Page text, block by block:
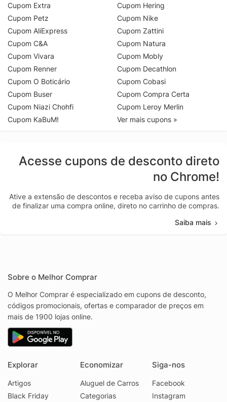
Cupom Extra
Cupom Petz
Cupom AliExpress
Cupom C&A
Cupom Vivara
Cupom Renner
Cupom O Boticário
Cupom Buser
Cupom Niazi Chohfi
Cupom KaBuM!
Cupom Hering
Cupom Nike
Cupom Zattini
Cupom Natura
Cupom Mobly
Cupom Decathlon
Cupom Cobasi
Cupom Compra Certa
Cupom Leroy Merlin
Ver mais cupons »
Acesse cupons de desconto direto
no Chrome!
Ative a extensão de descontos e receba aviso de cupons antes
de finalizar uma compra online, direto no carrinho de compras.
Saiba mais
Sobre o Melhor Comprar
O Melhor Comprar é especializado em cupons de desconto,
códigos promocionais, ofertas e comparador de preços em
mais de 1900 lojas online.
Explorar
Artigos
Black Friday
Economizar
Aluguel de Carros
Categorias
Siga-nos
Facebook
Instagram